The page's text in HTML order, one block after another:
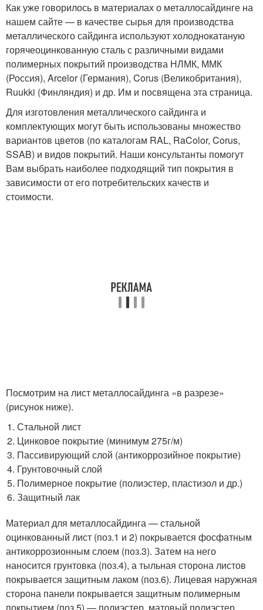
Как уже говорилось в материалах о металлосайдинге на
нашем сайте — в качестве сырья для производства
металлического сайдинга используют холоднокатаную
горячеоцинкованную сталь с различными видами
полимерных покрытий производства НЛМК, ММК
(Россия), Arcelor (Германия), Corus (Великобритания),
Ruukki (Финляндия) и др. Им и посвящена эта страница.
Для изготовления металлического сайдинга и
комплектующих могут быть использованы множество
вариантов цветов (по каталогам RAL, RaColor, Corus,
SSAB) и видов покрытий. Наши консультанты помогут
Вам выбрать наиболее подходящий тип покрытия в
зависимости от его потребительских качеств и
стоимости.
Посмотрим на лист металлосайдинга «в разрезе»
(рисунок ниже).
Стальной лист
Цинковое покрытие (минимум 275г/м)
Пассивирующий слой (антикоррозийное покрытие)
Грунтовочный слой
Полимерное покрытие (полиэстер, пластизол и др.)
Защитный лак
Материал для металлосайдинга — стальной
оцинкованный лист (поз.1 и 2) покрывается фосфатным
антикоррозионным слоем (поз.3). Затем на него
наносится грунтовка (поз.4), а тыльная сторона листов
покрывается защитным лаком (поз.6). Лицевая наружная
сторона панели покрывается защитным полимерным